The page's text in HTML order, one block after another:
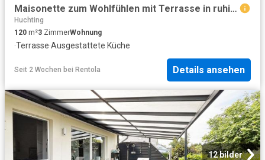
Maisonette zum Wohlfühlen mit Terrasse in ruhiger Lage
Huchting
120 m²3 ZimmerWohnung
·Terrasse·Ausgestattete Küche
Seit 2 Wochen bei Rentola Details ansehen
12 bilder